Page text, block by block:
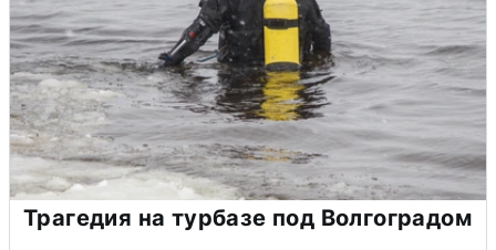
Трагедия на турбазе под Волгоградом